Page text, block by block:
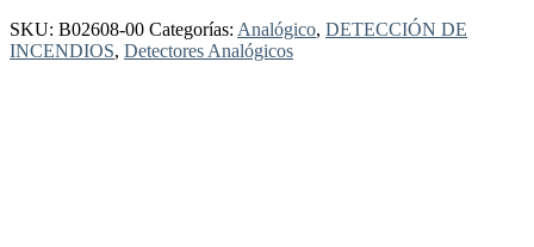
SKU: B02608-00 Categorías: Analógico, DETECCIÓN DE
INCENDIOS, Detectores Analógicos